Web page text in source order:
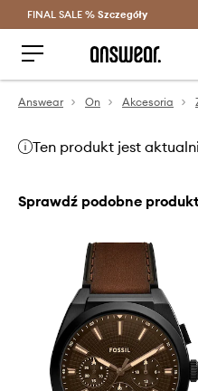
Oszczędzaj z
FINAL SALE % Szczegóły
Answear On Akcesoria
Ten produkt jest
Sprawdź podobne